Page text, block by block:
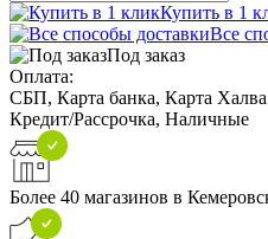
Купить в 1
Все
Под заказ
Оплата:
СБП, Карта банка, Карта Халва
Кредит/Рассрочка, Наличные
Более 40 магазинов в